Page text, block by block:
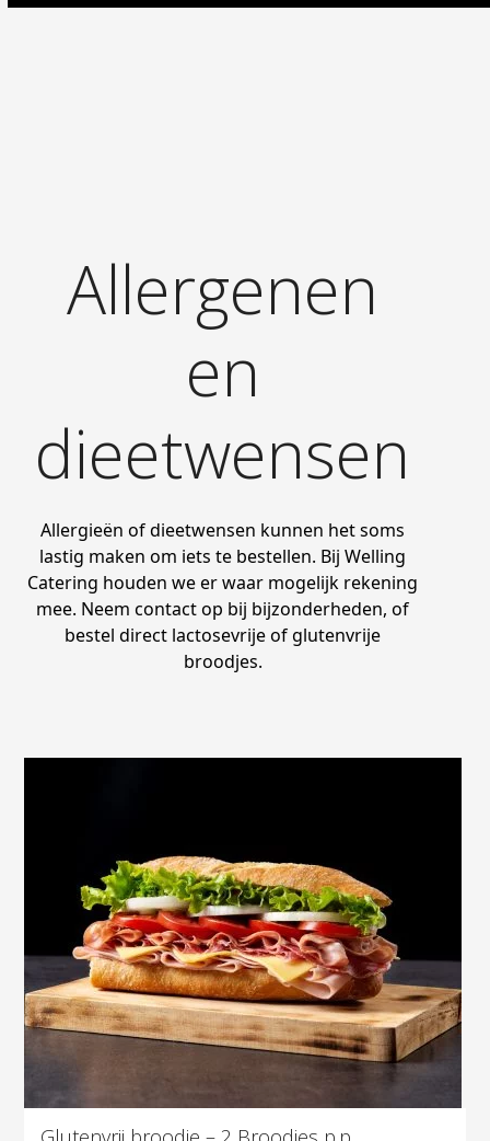
Allergenen
en
dieetwensen
Allergieën of dieetwensen kunnen het soms
lastig maken om iets te bestellen. Bij Welling
Catering houden we er waar mogelijk rekening
mee. Neem contact op bij bijzonderheden, of
bestel direct lactosevrije of glutenvrije
broodjes.